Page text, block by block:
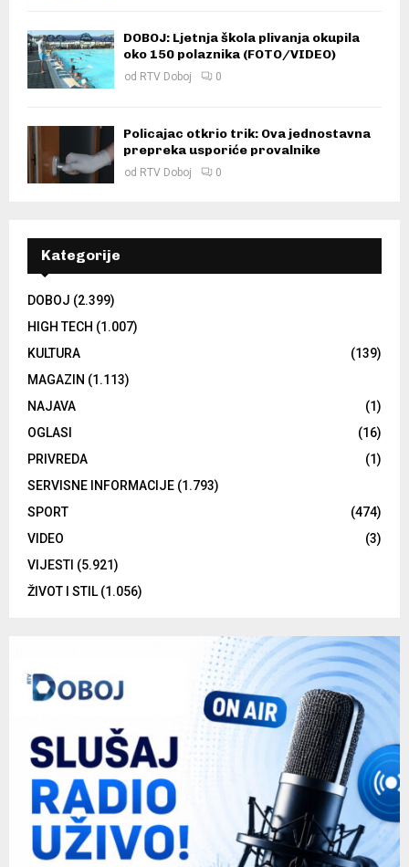
DOBOJ: Ljetnja škola plivanja okupila
oko 150 polaznika (FOTO/VIDEO)
od RTV Doboj 0
Policajac otkrio trik: Ova jednostavna
prepreka usporiće provalnike
od RTV Doboj 0
Kategorije
DOBOJ (2.399)
HIGH TECH (1.007)
KULTURA
(139)
MAGAZIN (1.113)
NAJAVA
(1)
OGLASI
(16)
PRIVREDA
(1)
SERVISNE INFORMACIJE (1.793)
SPORT
(474)
VIDEO
(3)
VIJESTI (5.921)
ŽIVOT I STIL (1.056)